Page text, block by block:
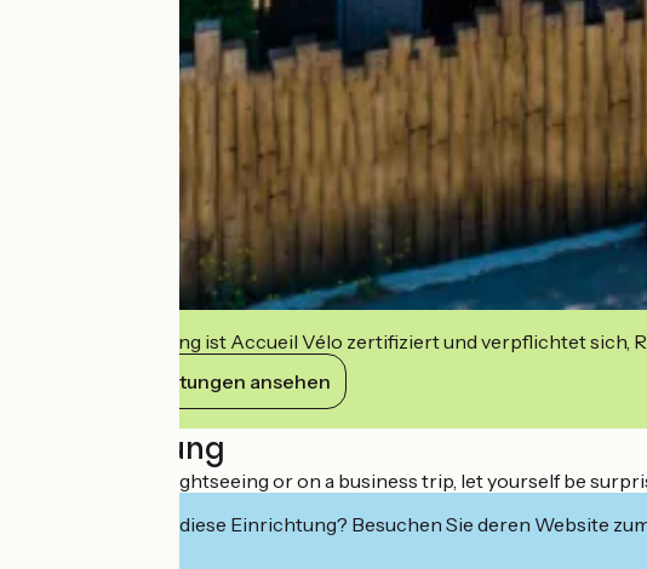
Diese Einrichtung ist Accueil Vélo zertifiziert und verpflichtet sich,
Ihre Verpflichtungen ansehen
Beschreibung
Whether you're sightseeing or on a business trip, let yourself be
Interessiert Sie diese Einrichtung? Besuchen Sie deren Website